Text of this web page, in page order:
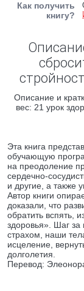
Как получить
книгу?
Описание и
вес: 21 урок
Эта книга
обучающую
на преодоление
сердечно-
и другие, а также
Автор книги
доказали, что
обратить вспять,
здоровья». Шаг за
страхом, наши
исцеление,
долголетия.
Перевод: